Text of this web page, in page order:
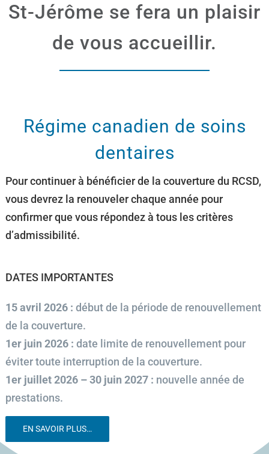
St-Jérôme se fera un plaisir
de vous accueillir.
Régime canadien de soins
dentaires
Pour continuer à bénéficier de la couverture du RCSD,
vous devrez la renouveler chaque année pour
confirmer que vous répondez à tous les critères
d’admissibilité.
DATES IMPORTANTES
15 avril 2026 : début de la période de renouvellement
de la couverture.
1er juin 2026 : date limite de renouvellement pour
éviter toute interruption de la couverture.
1er juillet 2026 – 30 juin 2027 : nouvelle année de
prestations.
EN SAVOIR PLUS…